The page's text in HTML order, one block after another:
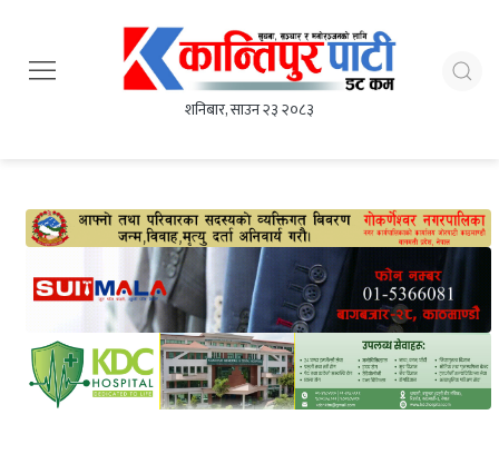
शनिबार, साउन २३ २०८३